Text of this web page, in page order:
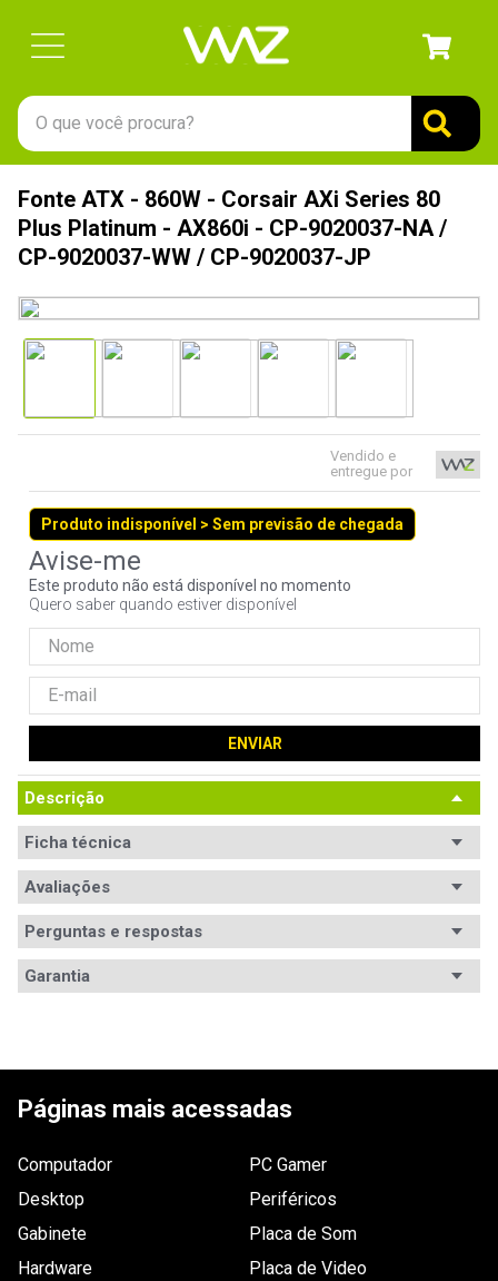
O que você procura?
Fonte ATX - 860W - Corsair AXi Series 80
Plus Platinum - AX860i - CP-9020037-NA /
CP-9020037-WW / CP-9020037-JP
Vendido e
entregue por
Produto indisponível > Sem previsão de chegada
Este produto não está disponível no momento
Quero saber quando estiver disponível
ENVIAR
Descrição
Ficha técnica
Avaliações
Avaliações
ESCREVER AVALIAÇÃO
Perguntas e respostas
Garantia
Páginas mais acessadas
Computador
Desktop
Gabinete
Hardware
PC Gamer
Periféricos
Placa de Som
Placa de Video
º
gabinete
2º
keychron
9º
controle